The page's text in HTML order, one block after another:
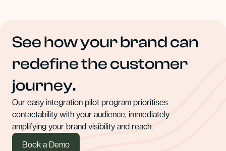
See how your brand can
redefine the customer
journey.
Our easy integration pilot program prioritises
contactability with your audience, immediately
amplifying your brand visibility and reach.
Book a Demo